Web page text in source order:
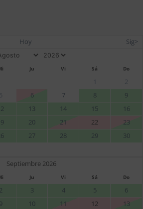
Hoy Sig>
Ju Vi Sá Do
2
5 6 7 8
9
13 14 15
16
20 21 22
23
27 28 29
30
Septiembre 2026
Ju Vi Sá Do
2 3 4 5
6
9 10 11 12
13